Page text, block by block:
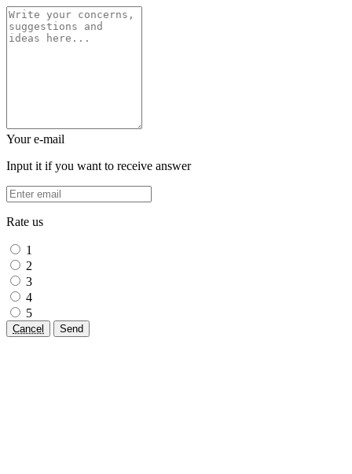
Your e-mail
Input it if you want to receive answer
Rate us
1
2
3
4
5
Cancel Send